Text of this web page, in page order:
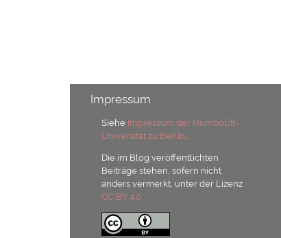
Impressum
Siehe Impressum der Humboldt-
Universität zu Berlin
Die im Blog veröffentlichten
Beiträge stehen, sofern nicht
anders vermerkt, unter der Lizenz
CC BY 4.0.